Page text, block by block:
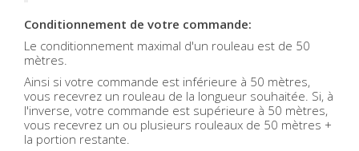
Conditionnement de votre commande:
Le conditionnement maximal d'un rouleau est de 50
mètres.
Ainsi si votre commande est inférieure à 50 mètres,
vous recevrez un rouleau de la longueur souhaitée. Si, à
l'inverse, votre commande est supérieure à 50 mètres,
vous recevrez un ou plusieurs rouleaux de 50 mètres +
la portion restante.